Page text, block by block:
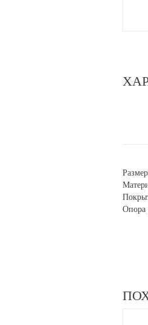
Опора